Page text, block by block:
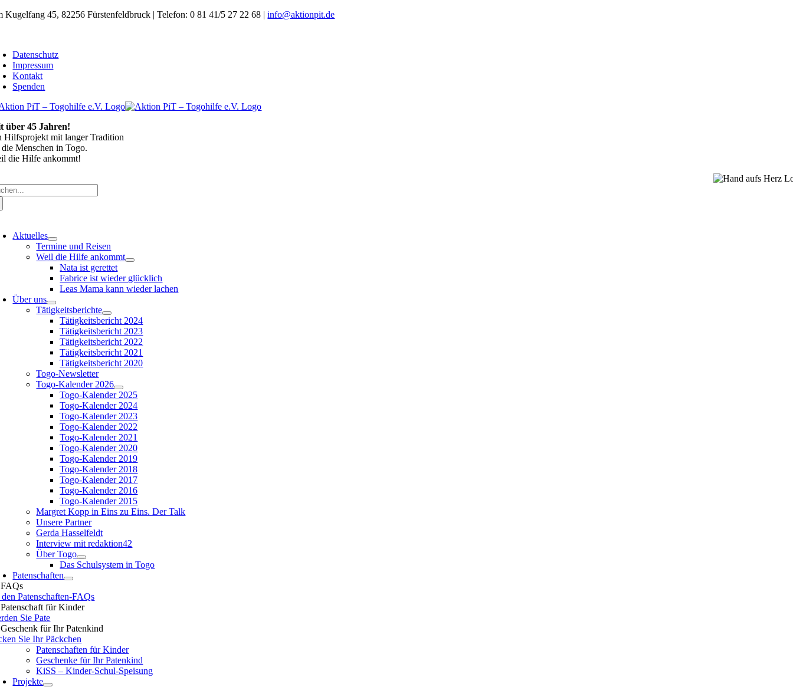
Zum
Kugelfang 45, 82256 Fürstenfeldbruck | Telefon: 0 81 41/5 27 22 68 |info@aktionpit.de
Datenschutz
Impressum
Kontakt
Spenden
über 45 Jahren!
Hilfsprojekt mit langer Tradition
Menschen in Togo.
die Hilfe ankommt!
Aktuelles
Termine und Reisen
Weil die Hilfe ankommt
Nata ist gerettet
Fabrice ist wieder glücklich
Leas Mama kann wieder lachen
Über uns
Tätigkeitsberichte
Tätigkeitsbericht 2024
Tätigkeitsbericht 2023
Tätigkeitsbericht 2022
Tätigkeitsbericht 2021
Tätigkeitsbericht 2020
Togo-Newsletter
Togo-Kalender 2026
Togo-Kalender 2025
Togo-Kalender 2024
Togo-Kalender 2023
Togo-Kalender 2022
Togo-Kalender 2021
Togo-Kalender 2020
Togo-Kalender 2019
Togo-Kalender 2018
Togo-Kalender 2017
Togo-Kalender 2016
Togo-Kalender 2015
Margret Kopp in Eins zu Eins. Der Talk
Unsere Partner
Gerda Hasselfeldt
Interview mit redaktion42
Über Togo
Das Schulsystem in Togo
Patenschaften
FAQs
Patenschaften-FAQs
Patenschaft für Kinder
Sie Pate
Geschenk für Ihr Patenkind
Sie Ihr Päckchen
Patenschaften für Kinder
Geschenke für Ihr Patenkind
KiSS – Kinder-Schul-Speisung
Projekte